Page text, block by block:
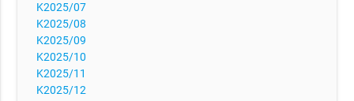
K2025/07
K2025/08
K2025/09
K2025/10
K2025/11
K2025/12